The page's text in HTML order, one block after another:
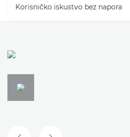
Korisničko iskustvo bez napora